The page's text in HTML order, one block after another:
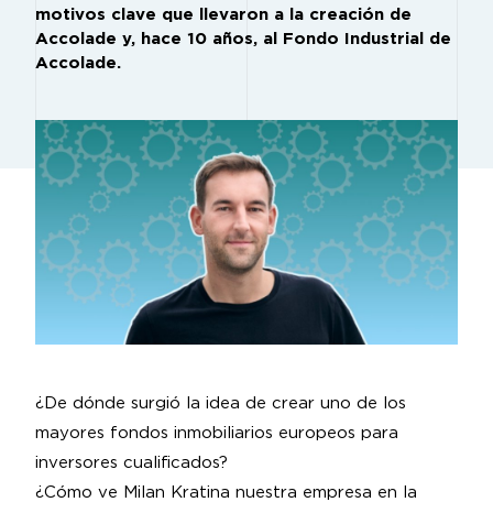
motivos clave que llevaron a la creación de
Accolade y, hace 10 años, al Fondo Industrial de
Accolade.
¿De dónde surgió la idea de crear uno de los
mayores fondos inmobiliarios europeos para
inversores cualificados?
¿Cómo ve Milan Kratina nuestra empresa en la